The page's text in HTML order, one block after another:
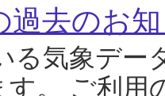
過去のお
る気象デー
。 ご利用